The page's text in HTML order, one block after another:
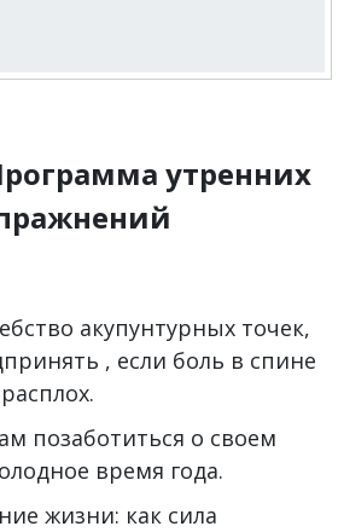
утренних
акупунтурных точек,
, если боль в спине
позаботиться о своем
время года.
жизни: как сила